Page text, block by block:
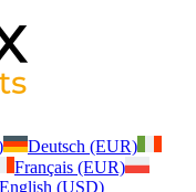
Deutsch (EUR)
Français (EUR)
English (USD)